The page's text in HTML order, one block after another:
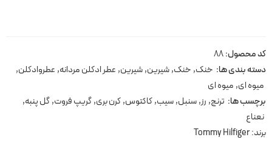
کد محصول:88
دسته بندی ها: خنک, خنک,شیرین,شیرین, عطر ادکلن مردانه, عطروادکلن,
میوه ای, میوه ای
برچسب ها: ترنج, رز,سنبل,سیب,کاکتوس,کرن بری,گریپ فروت,گل پنبه,
نعناع
برند:Tommy Hilfiger